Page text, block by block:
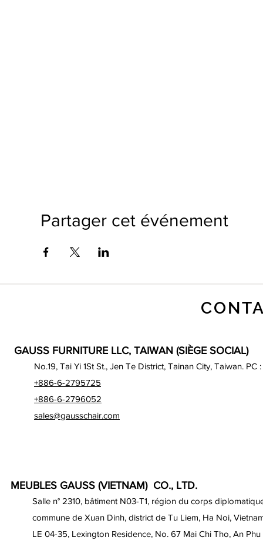
Partager cet événement
GAUSS FURNITURE LLC, TAIWAN (SIÈGE SOCIAL)
No.19, Tai Yi 1St St., Jen Te District, Tainan City, Taiwan. PC :
+886-6-2795725
+886-6-2796052
sales@gausschair.com
MEUBLES GAUSS (VIETNAM) CO., LTD.
Salle n° 2310, bâtiment N03-T1, région du corps
commune de Xuan Dinh, district de Tu Liem, Ha Noi,
LE 04-35, Lexington Residence, No. 67 Mai Chi Tho, An Phu